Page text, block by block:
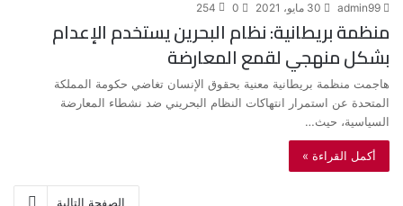
admin99 30 مايو، 2021 0
254
منظمة بريطانية: نظام البحرين يستخدم الإعدام
بشكل منهجي لقمع المعارضة
هاجمت منظمة بريطانية معنية بحقوق الإنسان تغاضي حكومة المملكة
المتحدة عن استمرار انتهاكات النظام البحريني ضد نشطاء المعارضة
السياسية، حيث…
أكمل القراءة »
الصفحة التالية